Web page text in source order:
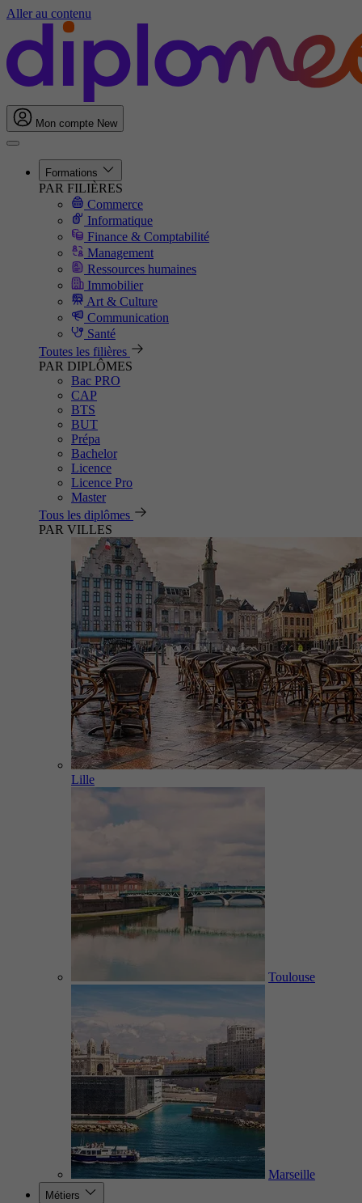
Aller au contenu
Mon compte New
Formations
PAR FILIÈRES
Commerce
Informatique
Finance & Comptabilité
Management
Ressources humaines
Immobilier
Art & Culture
Communication
Santé
Toutes les filières
PAR DIPLÔMES
Bac PRO
CAP
BTS
BUT
Prépa
Bachelor
Licence
Licence Pro
Master
Tous les diplômes
PAR VILLES
Lille
Toulouse
Marseille
Métiers